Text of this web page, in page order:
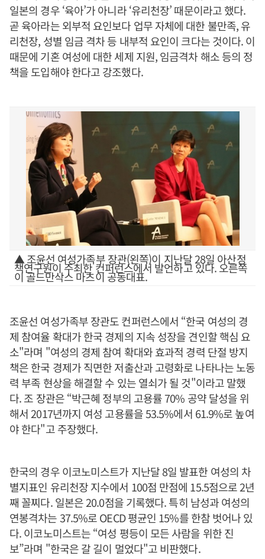
일본의 경우 ‘육아’가 아니라 ‘유리천장’ 때문이라고 했다.
곧 육아라는 외부적 요인보다 업무 자체에 대한 불만족, 유
리천장, 성별 임금 격차 등 내부적 요인이 크다는 것이다. 이
때문에 기혼 여성에 대한 세제 지원, 임금격차 해소 등의 정
책을 도입해야 한다고 강조했다.
▲ 조윤선 여성가족부 장관(왼쪽)이 지난달 28일 아산정
책연구원이 주최한 컨퍼런스에서 발언하고 있다. 오른쪽
이 골드만삭스 마츠이 공동대표.
조윤선 여성가족부 장관도 컨퍼런스에서 “한국 여성의 경
제 참여율 확대가 한국 경제의 지속 성장을 견인할 핵심 요
소"라며 "여성의 경제 참여 확대와 효과적 경력 단절 방지
책은 한국 경제가 직면한 저출산과 고령화로 나타나는 노동
력 부족 현상을 해결할 수 있는 열쇠가 될 것"이라고 말했
다. 조 장관은 “박근혜 정부의 고용률 70% 공약 달성을 위
해서 2017년까지 여성 고용률을 53.5%에서 61.9%로 높여
야 한다"고 주장했다.
한국의 경우 이코노미스트가 지난달 8일 발표한 여성의 차
별지표인 유리천장 지수에서 100점 만점에 15.5점으로 2년
째 꼴찌다. 일본은 20.0점을 기록했다. 특히 남성과 여성의
연봉격차는 37.5%로 OECD 평균인 15%를 한참 벗어나 있
다. 이코노미스트는 “여성 평등이 모든 사람을 위한 진
보”라며 "한국은 갈 길이 멀었다"고 비판했다.